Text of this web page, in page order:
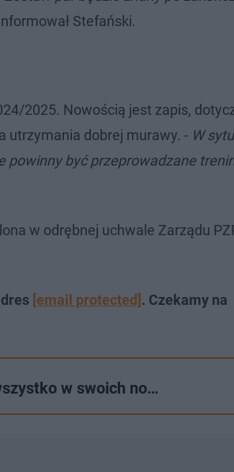
Stefański.
2025. Nowością jest zapis,
utrzymania dobrej murawy. - W
powinny być przeprowadzane
w odrębnej uchwale Zarządu
[email protected] . Czekamy na
w swoich no…